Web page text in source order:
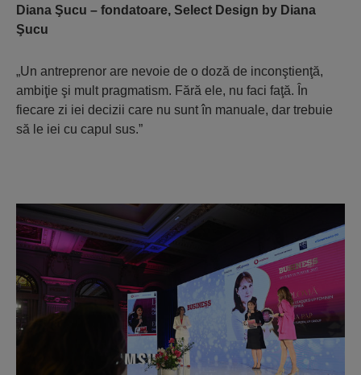
Diana Şucu – fondatoare, Select Design by Diana
Şucu
„Un antreprenor are nevoie de o doză de inconştienţă,
ambiţie şi mult pragmatism. Fără ele, nu faci faţă. În
fiecare zi iei decizii care nu sunt în manuale, dar trebuie
să le iei cu capul sus.”